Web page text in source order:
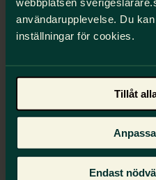
användarupplevelse. Du
inställningar för cookies.
Tillåt
Endast
rättigheter och vad som
avtal. Skulle detta ske så
Avslag från
Har
det viktigaste som du
medlem kan du få
arbetsgivaren.